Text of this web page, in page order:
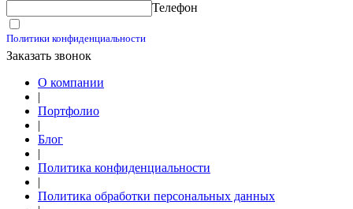
Телефон
Политики конфиденциальности
Заказать звонок
О компании
Портфолио
Блог
Политика конфиденциальности
Политика обработки персональных данных